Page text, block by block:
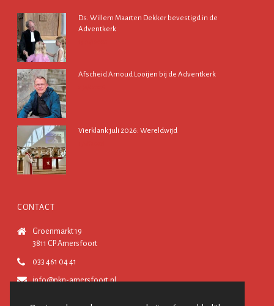
Ds. Willem Maarten Dekker bevestigd in de
Adventkerk
Afscheid Arnoud Looijen bij de Adventkerk
Vierklank juli 2026: Wereldwijd
CONTACT
Groenmarkt 19
3811 CP Amersfoort
033 461 04 41
info@pkn-amersfoort.nl